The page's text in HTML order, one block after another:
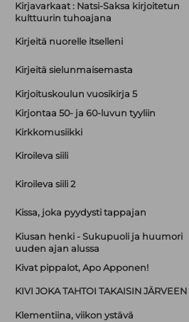
Kirjavarkaat : Natsi-Saksa kirjoitetun
kulttuurin tuhoajana
Kirjeitä nuorelle itselleni
Kirjeitä sielunmaisemasta
Kirjoituskoulun vuosikirja 5
Kirjontaa 50- ja 60-luvun tyyliin
Kirkkomusiikki
Kiroileva siili
Kiroileva siili 2
Kissa, joka pyydysti tappajan
Kiusan henki - Sukupuoli ja huumori
uuden ajan alussa
Kivat pippalot, Apo Apponen!
KIVI JOKA TAHTOI TAKAISIN JÄRVEEN
Klementiina, viikon ystävä